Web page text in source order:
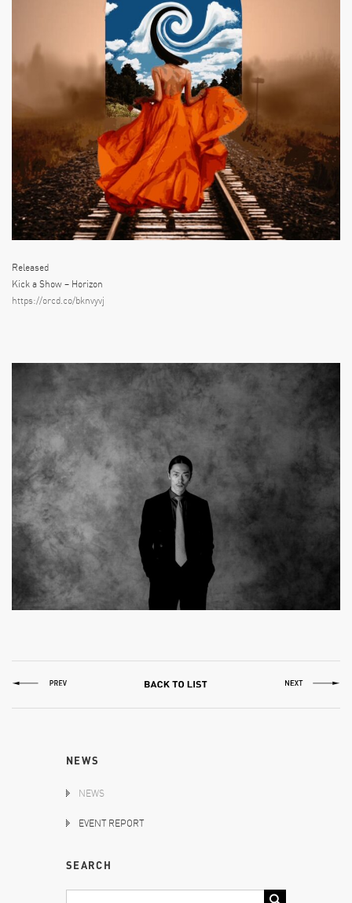
Released
Kick a Show – Horizon
https://orcd.co/bknvyvj
NEWS
NEWS
EVENT REPORT
SEARCH